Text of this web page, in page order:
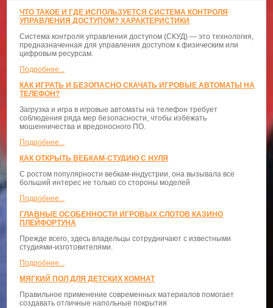
ЧТО ТАКОЕ И ГДЕ ИСПОЛЬЗУЕТСЯ СИСТЕМА КОНТРОЛЯ
УПРАВЛЕНИЯ ДОСТУПОМ? ХАРАКТЕРИСТИКИ
Система контроля управления доступом (СКУД) — это технология,
предназначенная для управления доступом к физическим или
цифровым ресурсам.
Подробнее...
КАК ИГРАТЬ И БЕЗОПАСНО СКАЧАТЬ ИГРОВЫЕ АВТОМАТЫ НА
ТЕЛЕФОН?
Загрузка и игра в игровые автоматы на телефон требует
соблюдения ряда мер безопасности, чтобы избежать
мошенничества и вредоносного ПО.
Подробнее...
КАК ОТКРЫТЬ ВЕБКАМ-СТУДИЮ С НУЛЯ
С ростом популярности вебкам-индустрии, она вызывала все
больший интерес не только со стороны моделей
Подробнее...
ГЛАВНЫЕ ОСОБЕННОСТИ ИГРОВЫХ СЛОТОВ КАЗИНО
ПЛЕЙФОРТУНА
Прежде всего, здесь владельцы сотрудничают с известными
студиями-изготовителями.
Подробнее...
МЯГКИЙ ПОЛ ДЛЯ ДЕТСКИХ КОМНАТ
Правильное применение современных материалов помогает
создавать отличные напольные покрытия